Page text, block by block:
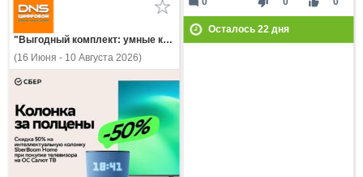
Осталось 22дня
"Выгодный комплект: умные колонки и ТВ Sber!"
(16 Июня - 10 Августа 2026)